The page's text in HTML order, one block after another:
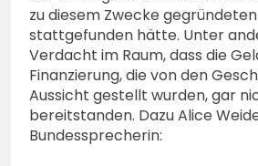
und
spannende
um
6. August
POL-OH:
neuen
Markus
6. August
POL-HR:
74-
zu diesem Zwecke
stattgefunden hätte. Unter
Verdacht im Raum, dass die
Finanzierung, die von den
Aussicht gestellt wurden, gar
bereitstanden. Dazu Alice
Bundessprecherin: